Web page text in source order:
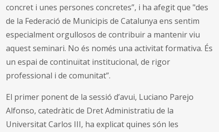
concret i unes persones concretes”, i ha afegit que "des
de la Federació de Municipis de Catalunya ens sentim
especialment orgullosos de contribuir a mantenir viu
aquest seminari. No és només una activitat formativa. És
un espai de continuïtat institucional, de rigor
professional i de comunitat”.
El primer ponent de la sessió d’avui, Luciano Parejo
Alfonso, catedràtic de Dret Administratiu de la
Universitat Carlos III, ha explicat quines són les